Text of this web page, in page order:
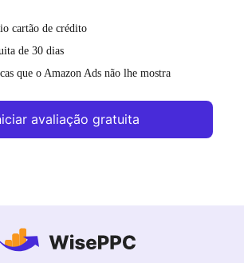
cartão de crédito
de 30 dias
que o Amazon Ads não lhe mostra
avaliação gratuita